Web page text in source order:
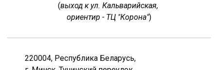
(выход к ул. Кальварийская,
ориентир - ТЦ "Корона")
220004, Республика Беларусь,